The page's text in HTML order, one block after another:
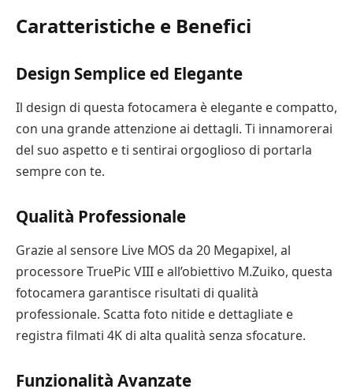
Caratteristiche e Benefici
Design Semplice ed Elegante
Il design di questa fotocamera è elegante e compatto,
con una grande attenzione ai dettagli. Ti innamorerai
del suo aspetto e ti sentirai orgoglioso di portarla
sempre con te.
Qualità Professionale
Grazie al sensore Live MOS da 20 Megapixel, al
processore TruePic VIII e all’obiettivo M.Zuiko, questa
fotocamera garantisce risultati di qualità
professionale. Scatta foto nitide e dettagliate e
registra filmati 4K di alta qualità senza sfocature.
Funzionalità Avanzate